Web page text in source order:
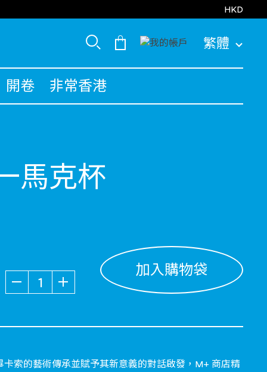
HKD
繁體
開卷 非常香港
馬克杯
加入購物袋
索的藝術傳承並賦予其新意義的對話啟發，M+ 商店精